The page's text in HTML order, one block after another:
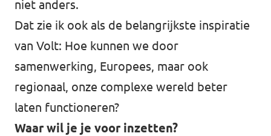
niet anders.
Dat zie ik ook als de belangrijkste inspiratie
van Volt: Hoe kunnen we door
samenwerking, Europees, maar ook
regionaal, onze complexe wereld beter
laten functioneren?
Waar wil je je voor inzetten?